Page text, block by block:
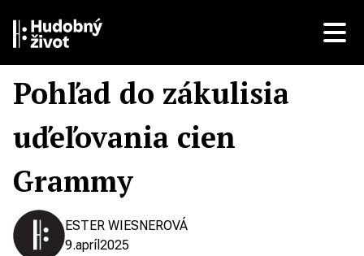
Pohľad do zákulisia
uďeľovania cien
Grammy
ESTER WIESNEROVÁ
9.apríl 2025